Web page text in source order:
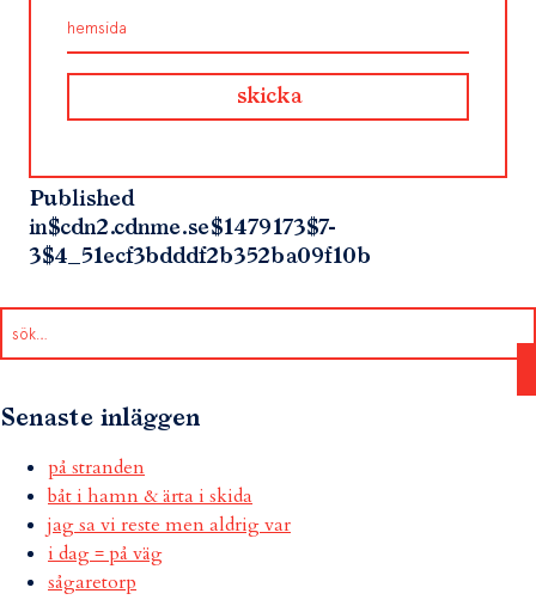
Published
in$cdn2.cdnme.se$1479173$7-
3$4_51ecf3bdddf2b352ba09f10b
Senaste inläggen
på stranden
båt i hamn & ärta i skida
jag sa vi reste men aldrig var
i dag = på väg
sågaretorp